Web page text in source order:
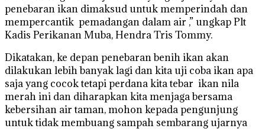
penebaran ikan dimaksud untuk memperindah dan
mempercantik pemadangan dalam air ,” ungkap Plt
Kadis Perikanan Muba, Hendra Tris Tommy.
Dikatakan, ke depan penebaran benih ikan akan
dilakukan lebih banyak lagi dan kita uji coba ikan apa
saja yang cocok tetapi perdana kita tebar ikan nila
merah ini dan diharapkan kita menjaga bersama
kebersihan air taman, mohon kepada pengunjung
untuk tidak membuang sampah sembarang ujarnya